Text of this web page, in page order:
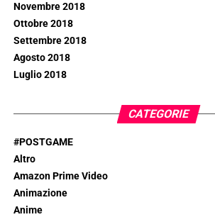
Novembre 2018
Ottobre 2018
Settembre 2018
Agosto 2018
Luglio 2018
CATEGORIE
#POSTGAME
Altro
Amazon Prime Video
Animazione
Anime